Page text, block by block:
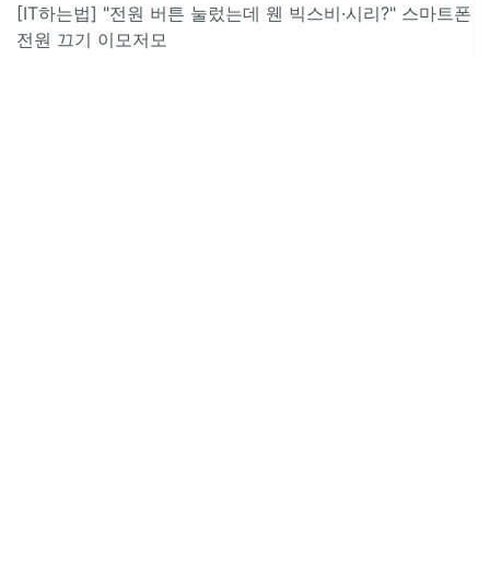
[IT하는법] "전원 버튼 눌렀는데 웬 빅스비·시리?" 스마트폰
전원 끄기 이모저모